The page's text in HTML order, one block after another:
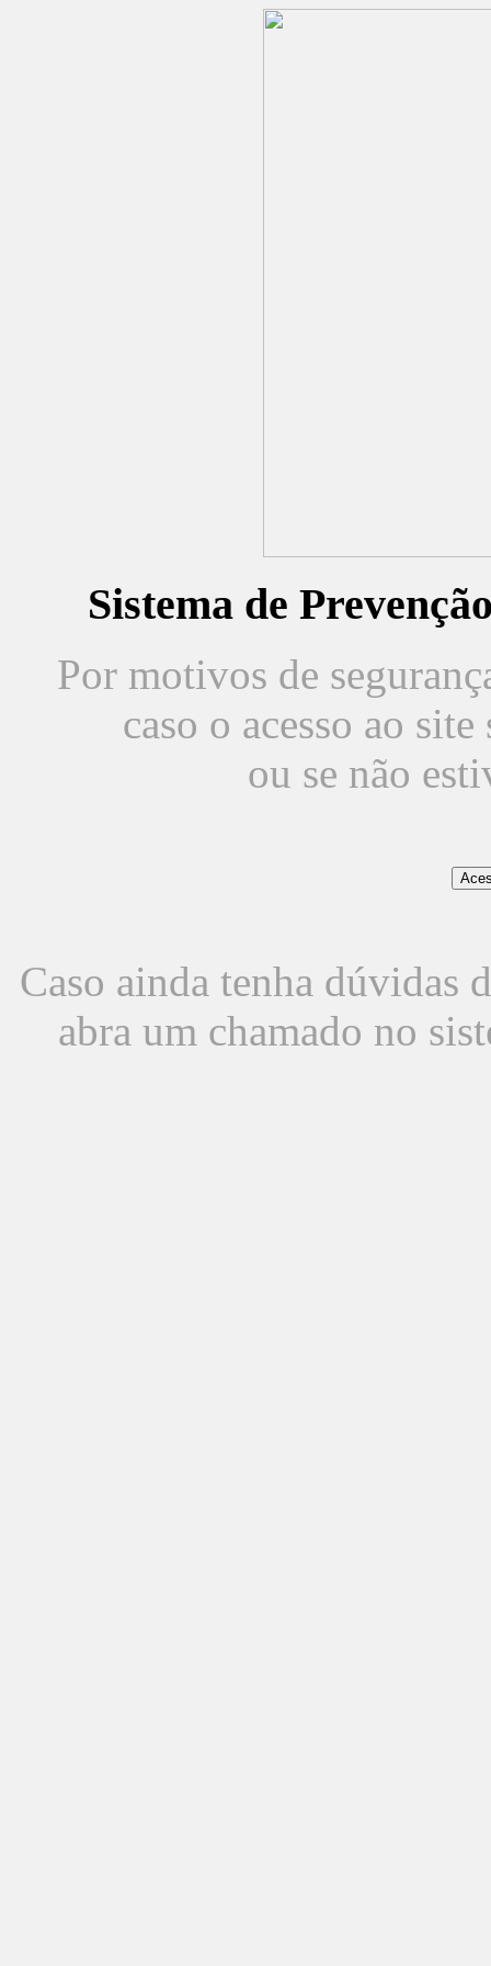
Sistema de
Por motivos de
caso o acesso ao
ou se não
Caso ainda tenha dúvidas
abra um chamado no